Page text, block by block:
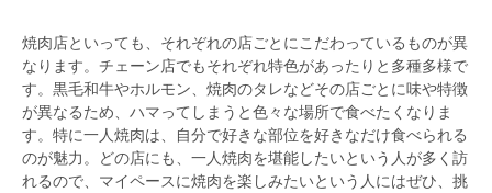
焼肉店といっても、それぞれの店ごとにこだわっているものが異
なります。チェーン店でもそれぞれ特色があったりと多種多様で
す。黒毛和牛やホルモン、焼肉のタレなどその店ごとに味や特徴
が異なるため、ハマってしまうと色々な場所で食べたくなりま
す。特に一人焼肉は、自分で好きな部位を好きなだけ食べられる
のが魅力。どの店にも、一人焼肉を堪能したいという人が多く訪
れるので、マイペースに焼肉を楽しみたいという人にはぜひ、挑